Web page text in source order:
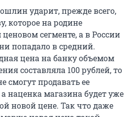
ударит, прежде всего,
которое на родине
сегменте, а в России
попадало в средний.
цена на банку объемом
составляла 100 рублей, то
смогут продавать ее
наценка магазина будет уже
новой цене. Так что даже